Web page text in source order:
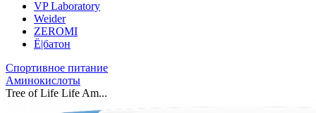
VP Laboratory
Weider
ZEROMI
Ё|батон
Спортивное питание
Аминокислоты
Tree of Life Life Am...